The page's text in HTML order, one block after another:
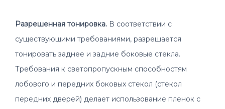
ТЕЛЕФОН: +7 800 555 78 00
Филиалы во всех крупных городах
Доставка по всей России
Разрешенная тонировка. В соответствии с
существующими требованиями, разрешается
тонировать заднее и задние боковые стекла.
Требования к светопропускным способностям
лобового и передних боковых стекол (стекол
передних дверей) делает использование пленок с